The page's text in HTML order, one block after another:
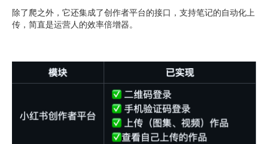
除了爬之外，它还集成了创作者平台的接口，支持笔记的自动化上
传，简直是运营人的效率倍增器。